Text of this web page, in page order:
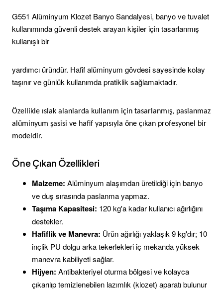
G551 Alüminyum Klozet Banyo Sandalyesi, banyo ve tuvalet
kullanımında güvenli destek arayan kişiler için tasarlanmış
kullanışlı bir
yardımcı üründür. Hafif alüminyum gövdesi sayesinde kolay
taşınır ve günlük kullanımda pratiklik sağlamaktadır.
Özellikle ıslak alanlarda kullanım için tasarlanmış, paslanmaz
alüminyum şasisi ve hafif yapısıyla öne çıkan profesyonel bir
modeldir.
Öne Çıkan Özellikleri
Malzeme: Alüminyum alaşımdan üretildiği için banyo
ve duş sırasında paslanma yapmaz.
Taşıma Kapasitesi: 120 kg'a kadar kullanıcı ağırlığını
destekler.
Hafiflik ve Manevra: Ürün ağırlığı yaklaşık 9 kg'dır; 10
inçlik PU dolgu arka tekerlekleri iç mekanda yüksek
manevra kabiliyeti sağlar.
Hijyen: Antibakteriyel oturma bölgesi ve kolayca
çıkarılıp temizlenebilen lazımlık (klozet) aparatı bulunur